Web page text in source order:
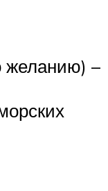
желанию) –